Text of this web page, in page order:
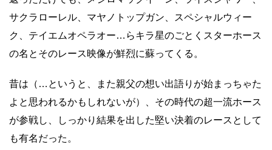
サクラローレル、マヤノトップガン、スペシャルウィー
ク、テイエムオペラオー…らキラ星のごとくスターホース
の名とそのレース映像が鮮烈に蘇ってくる。
昔は（…というと、また親父の想い出語りが始まっちゃた
よと思われるかもしれないが）、その時代の超一流ホース
が参戦し、しっかり結果を出した堅い決着のレースとして
も有名だった。